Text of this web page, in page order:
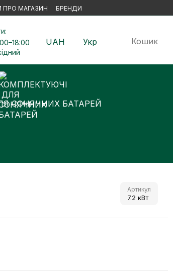
ПРО МАГАЗИН БРЕНДИ
UAH Укр Кошик
СОНЯЧНИХ БАТАРЕЙ
Артикул
7.2 кВт